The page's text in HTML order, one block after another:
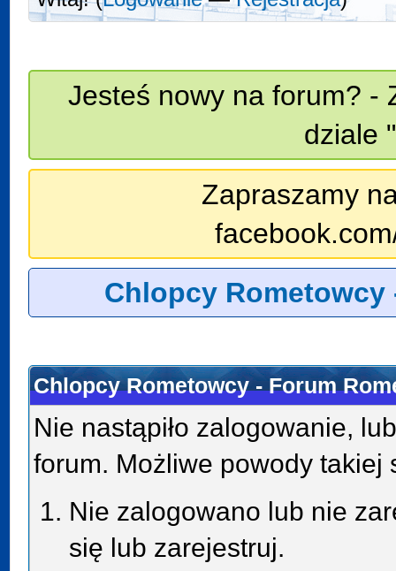
Jesteś nowy na forum? -
dziale
Zapraszamy
Chlopcy Rometowcy
Chlopcy Rometowcy - Forum
Nie nastąpiło zalogowanie,
forum. Możliwe powody takiej
Nie zalogowano lub nie
się lub zarejestruj.